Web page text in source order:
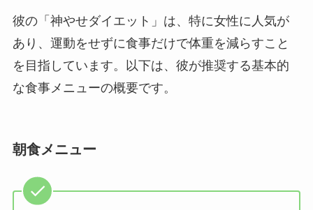
彼の「神やせダイエット」は、特に女性に人気が
あり、運動をせずに食事だけで体重を減らすこと
を目指しています。以下は、彼が推奨する基本的
な食事メニューの概要です。
朝食メニュー